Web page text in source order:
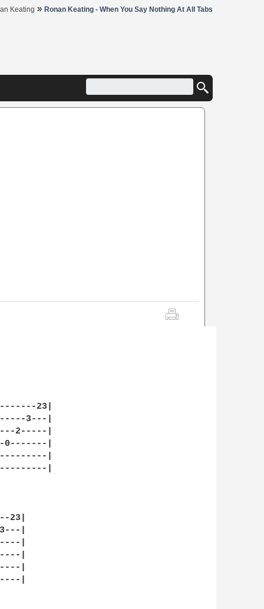
Keating » Ronan Keating - When You Say Nothing At All Tabs
23|
3---|
2-----|
|
|
|
|
|
|
|
|